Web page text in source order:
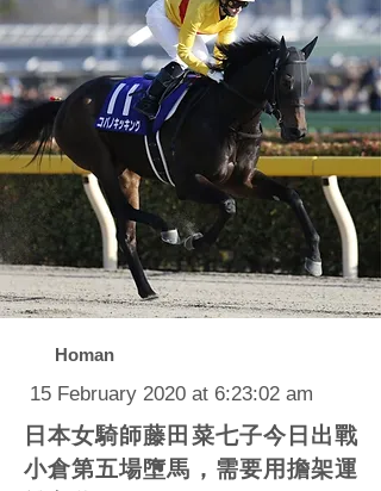
Homan
15 February 2020 at 6:23:02 am
日本女騎師藤田菜七子今日出戰
小倉第五場墮馬，需要用擔架運